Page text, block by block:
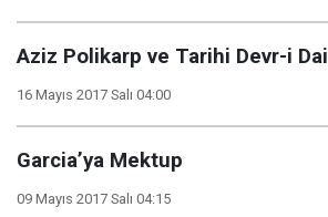
Aziz Polikarp ve Tarihi Devr-i
16 Mayıs 2017 Salı 04:00
Garcia’ya Mektup
09 Mayıs 2017 Salı 04:15